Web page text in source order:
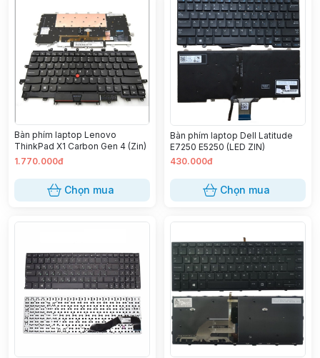
Bàn phím laptop Lenovo
ThinkPad X1 Carbon Gen 4 (Zin)
1.770.000đ
Chọn mua
Bàn phím laptop Dell Latitude
E7250 E5250 (LED ZIN)
430.000đ
Chọn mua